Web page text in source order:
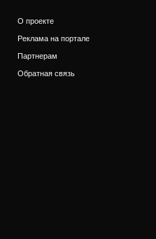
О проекте
Реклама на портале
Партнерам
Обратная связь